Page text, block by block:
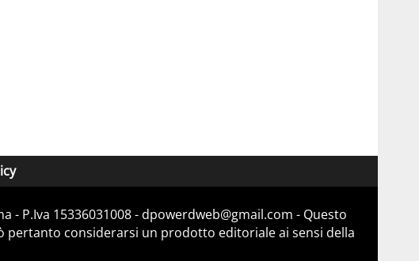
- P.Iva 15336031008 - dpowerdweb@gmail.com - Questo
pertanto considerarsi un prodotto editoriale ai sensi della